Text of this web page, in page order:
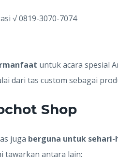
√ 0819-3070-7074
untuk acara spesial
dari tas custom sebagai
Shop
juga berguna untuk sehari-
tawarkan antara lain: